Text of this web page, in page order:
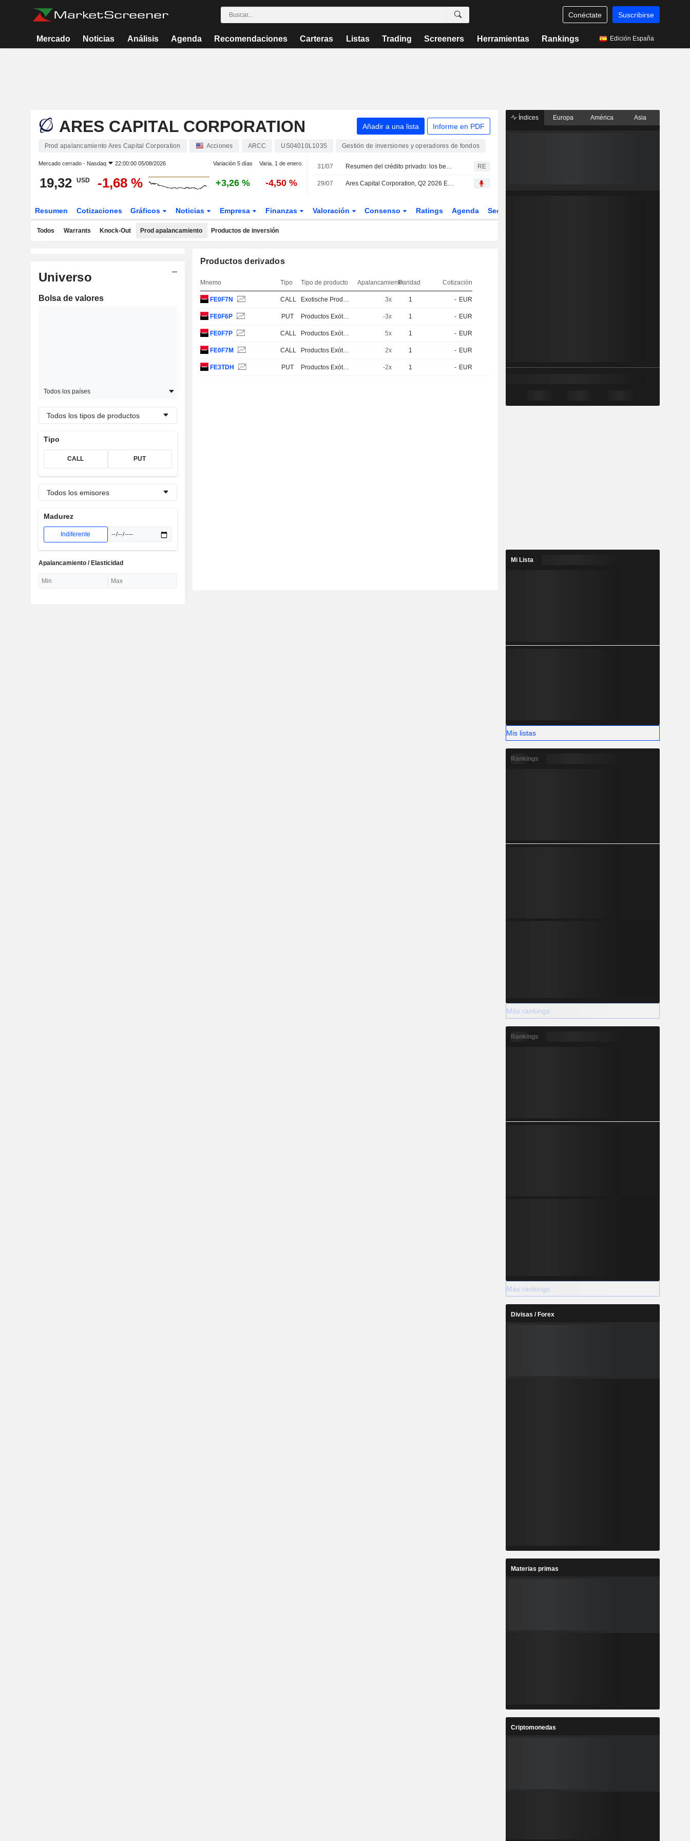
Conéctate Suscribirse
Mercado Noticias Análisis Agenda Recomendaciones Carteras Listas Trading Screeners Herramientas Rankings Edición España
ARES CAPITAL CORPORATION Añadir a una lista Informe en PDF
Prod apalancamiento Ares Capital Corporation Acciones ARCC US04010L1035 Gestión de inversiones y operadores de fondos
Mercado cerrado - Nasdaq 22:00:00 05/08/2026 Variación 5 días Varia. 1 de enero.
19,32 USD -1,68 % +3,26 % -4,50 %
31/07 Resumen del crédito privado: los beneficios resisten mientras los impagos y los reembolsos siguen en niveles elevados RE
29/07 Ares Capital Corporation, Q2 2026 Earnings Call, Jul 29, 2026
Resumen Cotizaciones Gráficos Noticias Empresa Finanzas Valoración Consenso Ratings Agenda Sector
Todos Warrants Knock-Out Prod apalancamiento Productos de inversión
Universo
Bolsa de valores
Todos los países
Todos los tipos de productos
Tipo
CALL PUT
Todos los emisores
Madurez
Indiferente
Apalancamiento / Elasticidad
Productos derivados
Mnemo Tipo Tipo de producto ApalancamientoParidad Cotización
FE0F7N CALL Exotische Produkte 3x 1 - EUR
FE0F6P PUT Productos Exóticos -3x 1 - EUR
FE0F7P CALL Productos Exóticos 5x 1 - EUR
FE0F7M CALL Productos Exóticos 2x 1 - EUR
FE3TDH PUT Productos Exóticos -2x 1 - EUR
Índices Europa América Asia
Mi Lista
Mis listas
Rankings
Más rankings
Rankings
Más rankings
Divisas / Forex
Materias primas
Criptomonedas